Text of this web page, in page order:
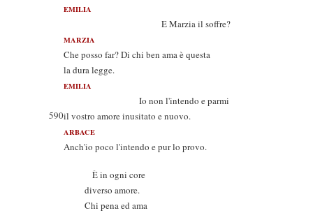
EMILIA
E Marzia il soffre?
MARZIA
Che posso far? Di chi ben ama è questa
la dura legge.
EMILIA
Io non l'intendo e parmi
590il vostro amore inusitato e nuovo.
ARBACE
Anch'io poco l'intendo e pur lo provo.
È in ogni core
diverso amore.
Chi pena ed ama